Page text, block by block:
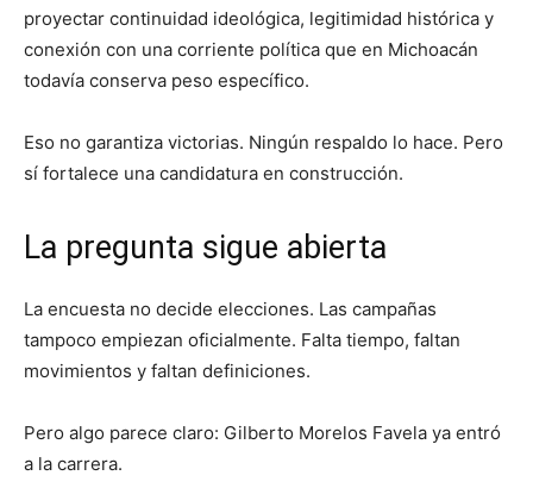
proyectar continuidad ideológica, legitimidad histórica y
conexión con una corriente política que en Michoacán
todavía conserva peso específico.
Eso no garantiza victorias. Ningún respaldo lo hace. Pero
sí fortalece una candidatura en construcción.
La pregunta sigue abierta
La encuesta no decide elecciones. Las campañas
tampoco empiezan oficialmente. Falta tiempo, faltan
movimientos y faltan definiciones.
Pero algo parece claro: Gilberto Morelos Favela ya entró
a la carrera.